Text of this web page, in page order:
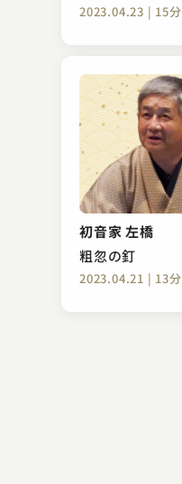
2023.04.23 | 15分
初音家 左橋
粗忽の釘
2023.04.21 | 13分
一玄亭 米多朗
生徒の作文
2025.02.19 | 12分